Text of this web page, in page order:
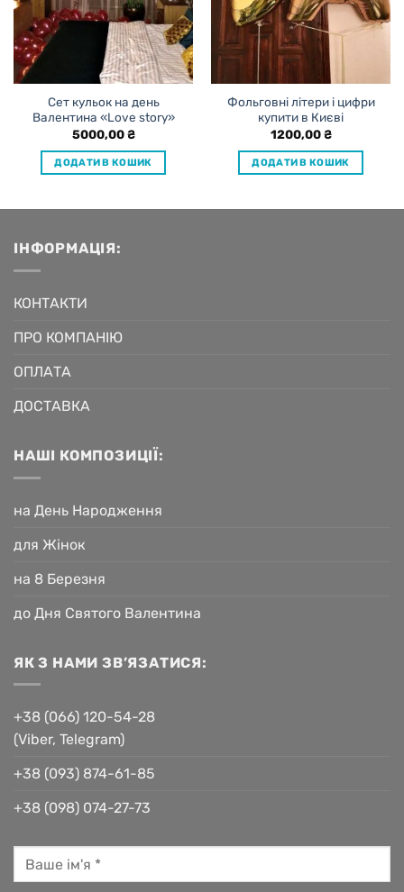
Сет кульок на день
Валентина «Love story»
5000,00₴
ДОДАТИ В КОШИК
Фольговні літери і цифри
купити в Києві
1200,00₴
ДОДАТИ В КОШИК
ІНФОРМАЦІЯ:
КОНТАКТИ
ПРО КОМПАНІЮ
ОПЛАТА
ДОСТАВКА
НАШІ КОМПОЗИЦІЇ:
на День Народження
для Жінок
на 8 Березня
до Дня Святого Валентина
ЯК З НАМИ ЗВ’ЯЗАТИСЯ:
+38 (066) 120-54-28
(Viber, Telegram)
+38 (093) 874-61-85
+38 (098) 074-27-73